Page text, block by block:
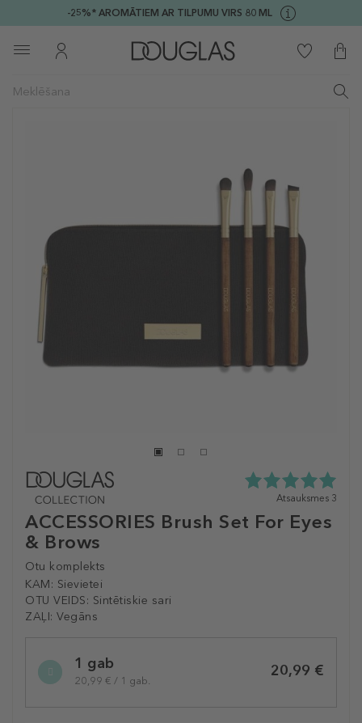
-25%* AROMĀTIEM AR TILPUMU VIRS 80 ML
ACCESSORIES Brush Set For Eyes
& Brows
Otu komplekts
KAM: Sievietei
OTU VEIDS: Sintētiskie sari
ZAĻI: Vegāns
5.0
no
Atsauksmes 3
variation1 gab
20,99 € / 1 gab.
20,99 €